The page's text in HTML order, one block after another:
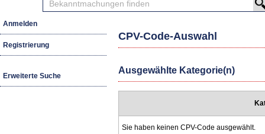
Bekanntmachungen
Anmelden
Registrierung
Erweiterte Suche
CPV-Code-Auswahl
Ausgewählte Kategorie(n)
Sie haben keinen CPV-Code ausgewählt.